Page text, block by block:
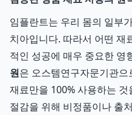
임플란트는 우리 몸의 일부
치아입니다. 따라서 어떤 재
적인 성공에 매우 중요한 영
원은 오스템연구자문기관
재료만을 100% 사용하는
절감을 위해 비정품이나 출